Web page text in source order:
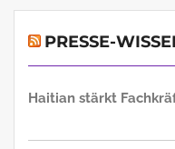
PRESSE-
Haitian stärkt